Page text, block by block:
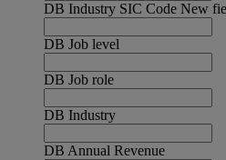
DB Industry SIC Code New
DB Job level
DB Job role
DB Industry
DB Annual Revenue